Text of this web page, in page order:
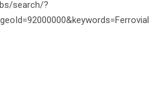
search/?